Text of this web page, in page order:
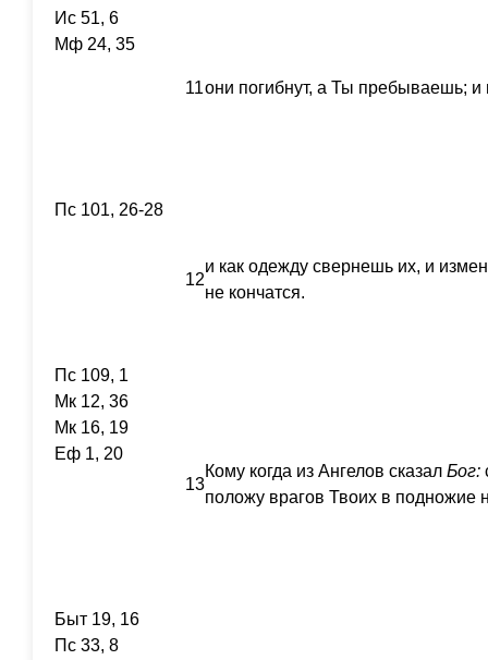
Ис 51, 6
Мф 24, 35
11они погибнут, а Ты пребываешь; и
Пс 101, 26-28
12
и как одежду свернешь их, и
не кончатся.
Пс 109, 1
Мк 12, 36
Мк 16, 19
Еф 1, 20
13
Кому когда из Ангелов сказал Бог:
положу врагов Твоих в подножие
Быт 19, 16
Пс 33, 8